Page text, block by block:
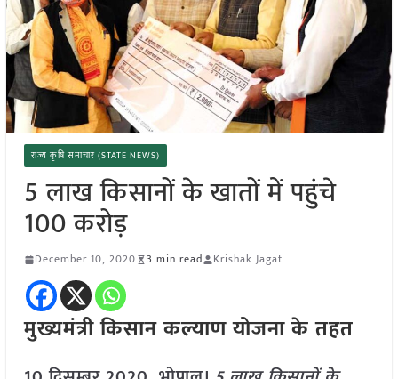
राज्य कृषि समाचार (STATE NEWS)
5 लाख किसानों के खातों में पहुंचे
100 करोड़
December 10, 2020 3 min read Krishak Jagat
मुख्यमंत्री किसान कल्याण योजना के तहत